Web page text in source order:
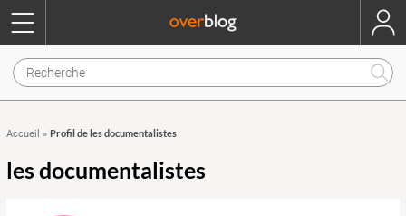
Accueil » Profil de les documentalistes
les documentalistes